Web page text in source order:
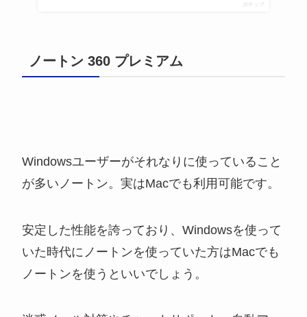
ポチップ
ノートン 360 プレミアム
Windowsユーザーがそれなりに使っていること
が多いノートン。実はMacでも利用可能です。
安定した性能を誇っており、Windowsを使って
いた時代にノートンを使っていた方はMacでも
ノートンを使うといいでしょう。